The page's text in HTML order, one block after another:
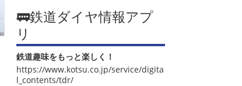
🚃鉄道ダイヤ情報アプ
リ
鉄道趣味をもっと楽しく！
https://www.kotsu.co.jp/service/digita
l_contents/tdr/